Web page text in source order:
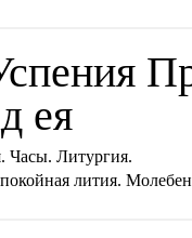
ея
Часы. Литургия.
лития.